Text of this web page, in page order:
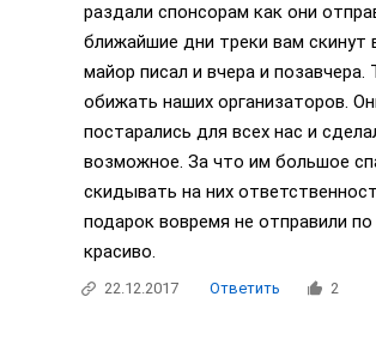
раздали спонсорам как они
ближайшие дни треки вам скинут
майор писал и вчера и позавчера.
обижать наших организаторов.
постарались для всех нас и
возможное. За что им большое
скидывать на них
подарок вовремя не отправили
красиво.
22.12.2017 Ответить 2